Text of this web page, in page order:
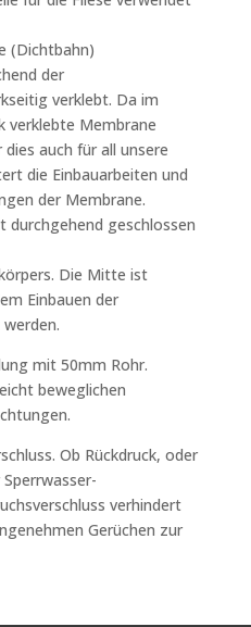
(Dichtbahn)
der
verklebt. Da im
verklebte Membrane
auch für all unsere
die Einbauarbeiten und
der Membrane.
geschlossen
Die Mitte ist
Einbauen der
mit 50mm Rohr.
beweglichen
Ob Rückdruck, oder
verhindert
Gerüchen zur